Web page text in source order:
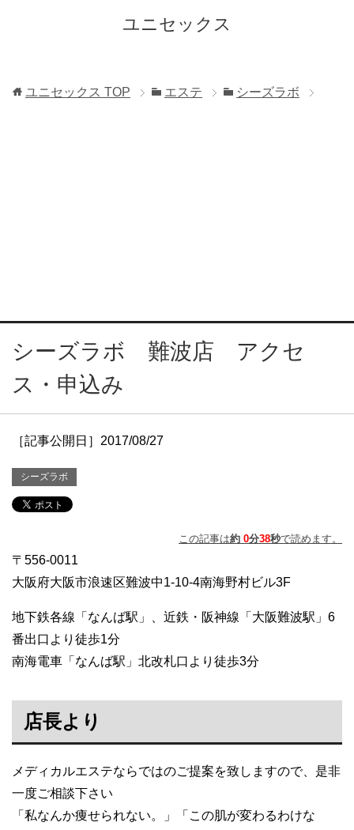
ユニセックス
ユニセックス TOP エステ シーズラボ
シーズラボ 難波店 アクセ
ス・申込み
［記事公開日］2017/08/27
シーズラボ
この記事は約 0分38秒で読めます。
〒556-0011
大阪府大阪市浪速区難波中1-10-4南海野村ビル3F
地下鉄各線「なんば駅」、近鉄・阪神線「大阪難波駅」6
番出口より徒歩1分
南海電車「なんば駅」北改札口より徒歩3分
店長より
メディカルエステならではのご提案を致しますので、是非
一度ご相談下さい
「私なんか痩せられない。」「この肌が変わるわけな